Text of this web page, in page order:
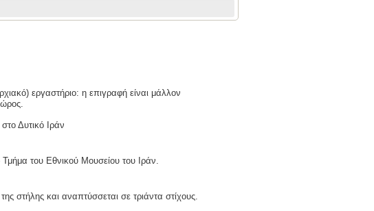
εργαστήριο: η επιγραφή είναι μάλλον
Δυτικό Ιράν
του Εθνικού Μουσείου του Ιράν.
στήλης και αναπτύσσεται σε τριάντα στίχους.